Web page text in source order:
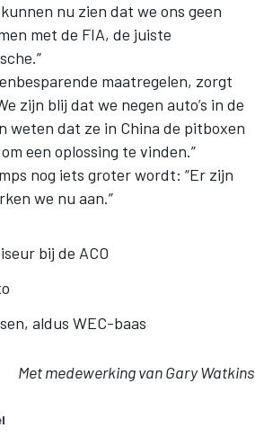
nu zien dat we ons geen
met de FIA, de juiste
maatregelen, zorgt
zijn blij dat we negen auto’s in de
weten dat ze in China de pitboxen
een oplossing te vinden.”
nog iets groter wordt: “Er zijn
we nu aan.”
bij de ACO
aldus WEC-baas
Met medewerking van Gary Watkins